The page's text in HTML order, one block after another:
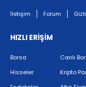
İletişim Forum
HIZLI ERİŞİM
Borsa
Hisseler
Canlı
Kripto